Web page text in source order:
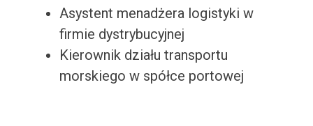
Asystent menadżera logistyki w
firmie dystrybucyjnej
Kierownik działu transportu
morskiego w spółce portowej